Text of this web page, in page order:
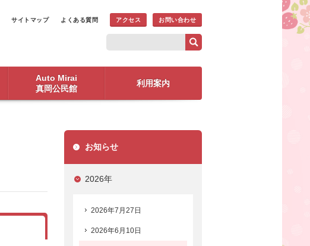
サイトマップ よくある質問 アクセス お問い合わせ
Auto Mirai
真岡公民館
利用案内
お知らせ
2026年
2026年7月27日
2026年6月10日